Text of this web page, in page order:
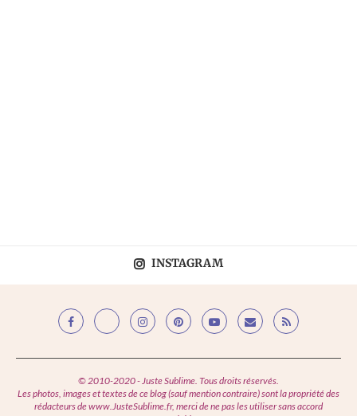
INSTAGRAM
© 2010-2020 - Juste Sublime. Tous droits réservés.
Les photos, images et textes de ce blog (sauf mention contraire) sont la propriété des
rédacteurs de www.JusteSublime.fr, merci de ne pas les utiliser sans accord